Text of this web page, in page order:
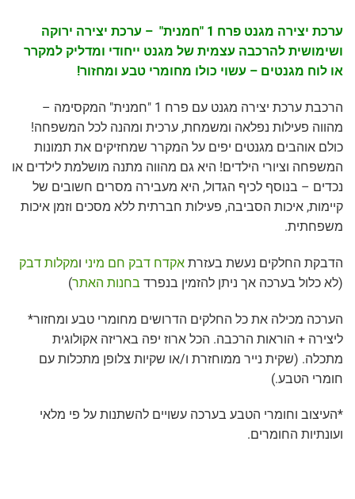
ערכת יצירה מגנט פרח 1 "חמנית" – ערכת יצירה ירוקה
ושימושית להרכבה עצמית של מגנט ייחודי ומדליק למקרר
או לוח מגנטים – עשוי כולו מחומרי טבע ומחזור!
הרכבת ערכת יצירה מגנט עם פרח 1 "חמנית" המקסימה –
מהווה פעילות נפלאה ומשמחת, ערכית ומהנה לכל המשפחה!
כולם אוהבים מגנטים יפים על המקרר שמחזיקים את תמונות
המשפחה וציורי הילדים! היא גם מהווה מתנה מושלמת לילדים או
נכדים – בנוסף לכיף הגדול, היא מעבירה מסרים חשובים של
קיימות, איכות הסביבה, פעילות חברתית ללא מסכים וזמן איכות
משפחתית.
הדבקת החלקים נעשת בעזרת אקדח דבק חם מיני ומקלות דבק
(לא כלול בערכה אך ניתן להזמין בנפרד בחנות האתר)
הערכה מכילה את כל החלקים הדרושים מחומרי טבע ומחזור*
ליצירה + הוראות הרכבה. הכל ארוז יפה באריזה אקולוגית
מתכלה. (שקית נייר ממוחזרת ו/או שקיות צלופן מתכלות עם
חומרי הטבע.)
*העיצוב וחומרי הטבע בערכה עשויים להשתנות על פי מלאי
ועונתיות החומרים.